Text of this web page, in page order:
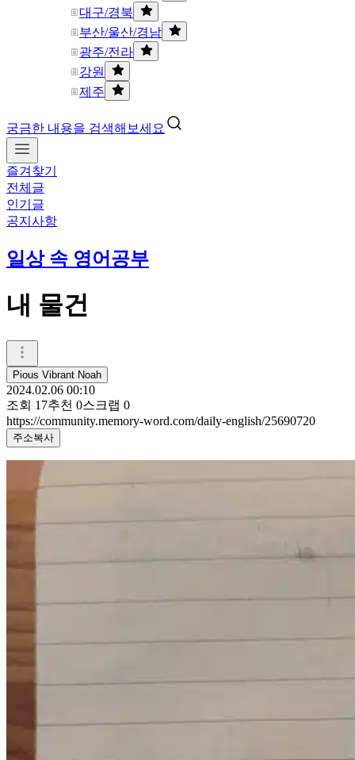
대구/경북
부산/울산/경남
광주/전라
강원
제주
궁금한 내용을 검색해보세요
즐겨찾기
전체글
인기글
공지사항
일상 속 영어공부
내 물건
Pious Vibrant Noah
2024.02.06 00:10
조회 17추천 0스크랩 0
https://community.memory-word.com/daily-english/25690720
주소복사